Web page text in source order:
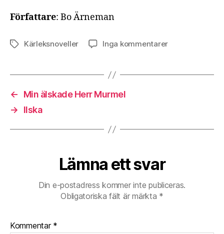
Författare: Bo Ärneman
EtiketterKärleksnoveller Inga kommentarertill
man.
←
Min älskade Herr Murmel
→
Ilska
Lämna ett svar
Din e-postadress kommer inte publiceras.
Obligatoriska fält är märkta *
Kommentar *